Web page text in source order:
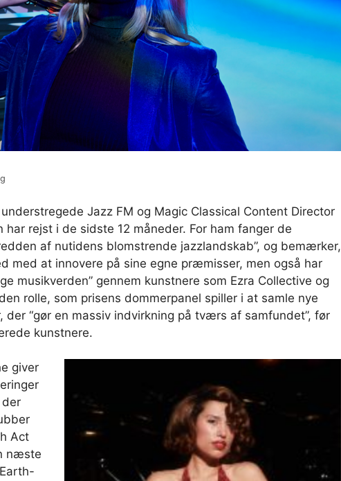
Jazz FM og Magic Classical Content Director
har rejst i de sidste 12 måneder. For ham fanger de
af ​​nutidens blomstrende jazzlandskab”, og bemærker,
med at innovere på sine egne præmisser, men også har
musikverden” gennem kunstnere som Ezra Collective og
rolle, som prisens dommerpanel spiller i at samle nye
der “gør en massiv indvirkning på tværs af samfundet”, før
kunstnere.
giver
Act
næste